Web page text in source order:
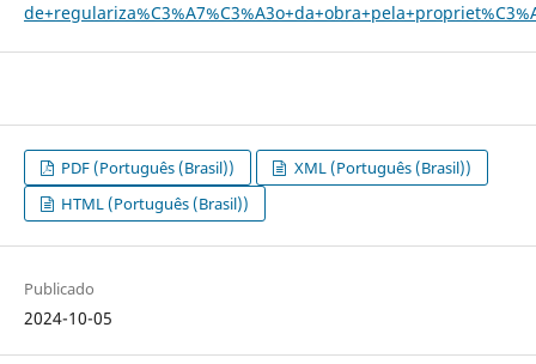
PDF (Português (Brasil))
XML (Português (Brasil))
HTML (Português (Brasil))
Publicado
2024-10-05